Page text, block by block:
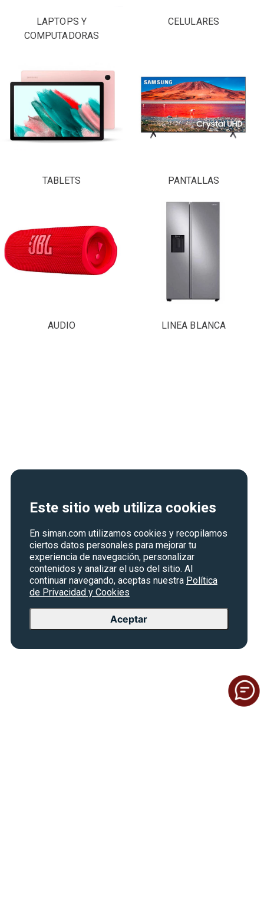
Este sitio web utiliza cookies
En siman.com utilizamos cookies y recopilamos
ciertos datos personales para mejorar tu
experiencia de navegación, personalizar
contenidos y analizar el uso del sitio. Al
continuar navegando, aceptas nuestra Política
de Privacidad y Cookies
Aceptar
LAPTOPS Y
COMPUTADORAS
CELULARES
TABLETS PANTALLAS
AUDIO LINEA BLANCA